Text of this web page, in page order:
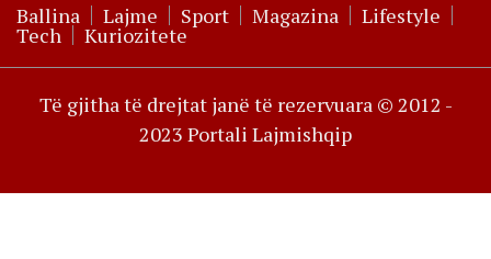
Ballina Lajme Sport Magazina Lifestyle
Tech Kuriozitete
Të gjitha të drejtat janë të rezervuara © 2012 -
2023 Portali Lajmishqip